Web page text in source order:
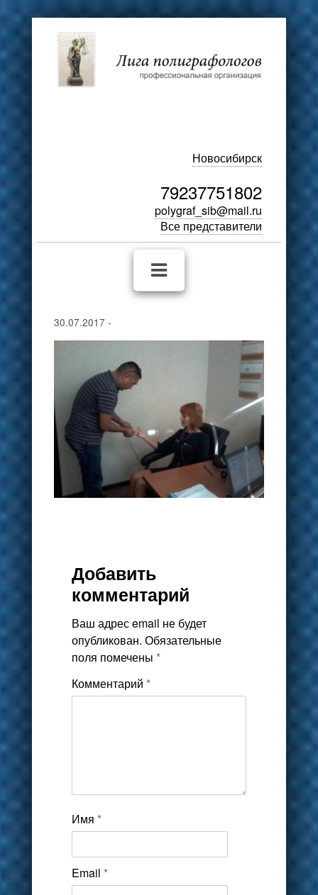
Новосибирск
79237751802
polygraf_sib@mail.ru
Все представители
30.07.2017 -
Добавить
комментарий
Ваш адрес email не будет
опубликован. Обязательные
поля помечены *
Комментарий *
Имя *
Email *